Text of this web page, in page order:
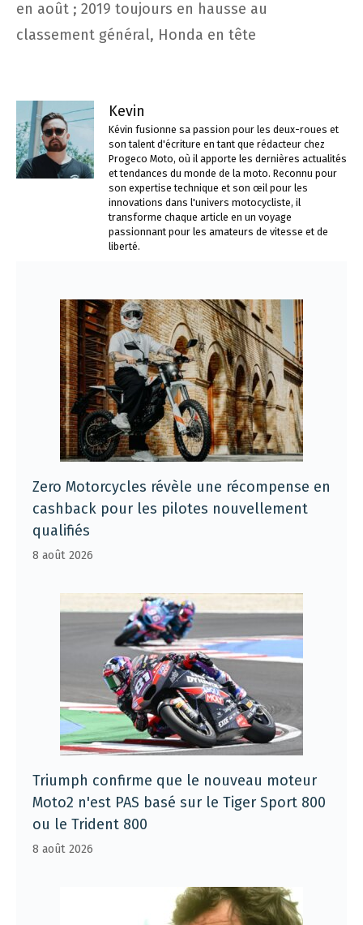
en août ; 2019 toujours en hausse au
classement général, Honda en tête
Kevin
Kévin fusionne sa passion pour les deux-roues et
son talent d'écriture en tant que rédacteur chez
Progeco Moto, où il apporte les dernières actualités
et tendances du monde de la moto. Reconnu pour
son expertise technique et son œil pour les
innovations dans l'univers motocycliste, il
transforme chaque article en un voyage
passionnant pour les amateurs de vitesse et de
liberté.
Zero Motorcycles révèle une récompense en
cashback pour les pilotes nouvellement
qualifiés
8 août 2026
Triumph confirme que le nouveau moteur
Moto2 n'est PAS basé sur le Tiger Sport 800
ou le Trident 800
8 août 2026